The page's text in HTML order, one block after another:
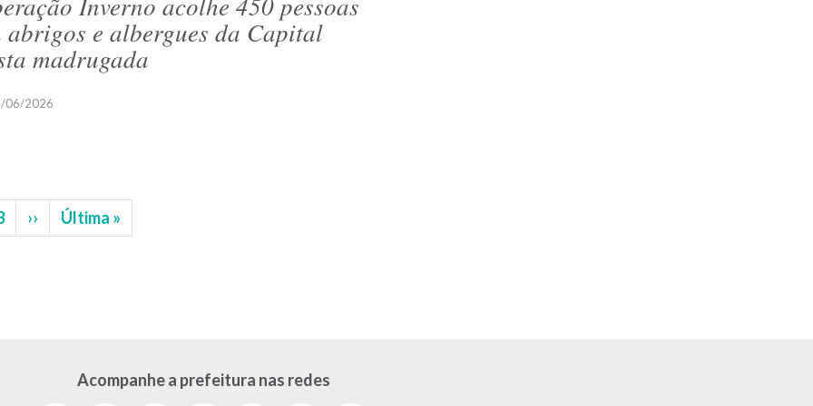
abrigos e albergues da Capital
madrugada
06/2026
Próxima
página
››
Última
página
Última »
Acompanhe a prefeitura nas redes